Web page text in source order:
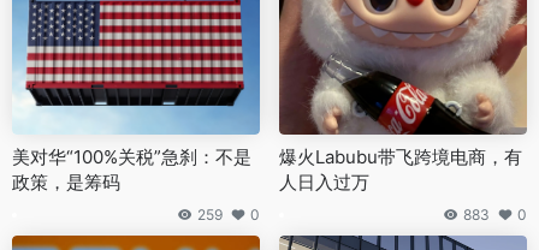
美对华“100%关税”急刹：不是
政策，是筹码
259 0
爆火Labubu带飞跨境电商，有
人日入过万
883 0